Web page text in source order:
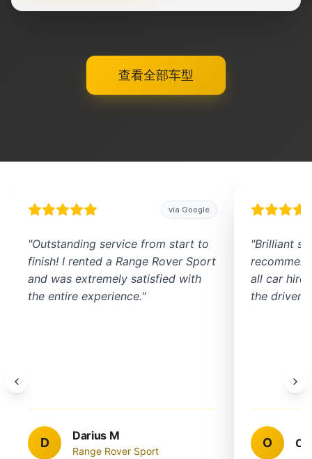
查看全部车型
via Google
"Outstanding service from start to
finish! I rented a Range Rover Sport
and was extremely satisfied with
the entire experience."
D Darius M
Range Rover Sport
"Brilliant
all car
the driver
O